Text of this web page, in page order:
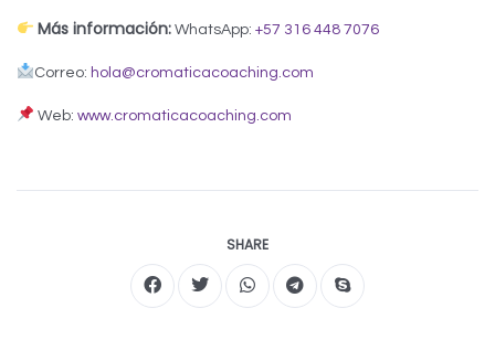
Más información:WhatsApp: +57 316 448 7076
Correo: hola@cromaticacoaching.com
Web: www.cromaticacoaching.com
SHARE